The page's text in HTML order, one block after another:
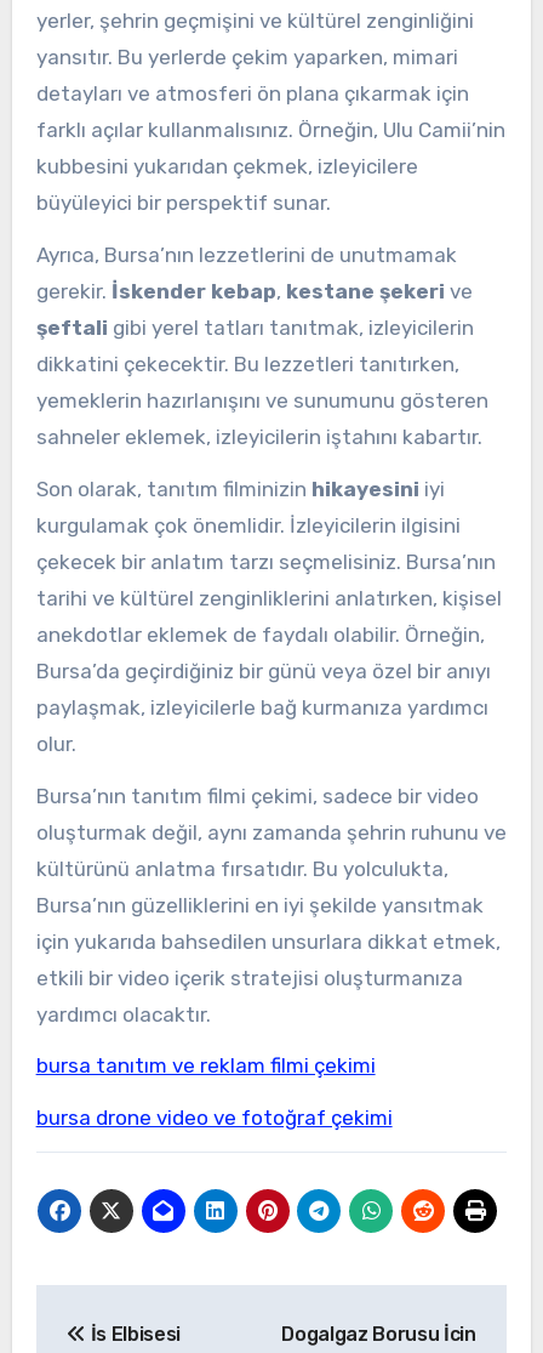
yerler, şehrin geçmişini ve kültürel zenginliğini
yansıtır. Bu yerlerde çekim yaparken, mimari
detayları ve atmosferi ön plana çıkarmak için
farklı açılar kullanmalısınız. Örneğin, Ulu Camii’nin
kubbesini yukarıdan çekmek, izleyicilere
büyüleyici bir perspektif sunar.
Ayrıca, Bursa’nın lezzetlerini de unutmamak
gerekir. İskender kebap, kestane şekeri ve
şeftali gibi yerel tatları tanıtmak, izleyicilerin
dikkatini çekecektir. Bu lezzetleri tanıtırken,
yemeklerin hazırlanışını ve sunumunu gösteren
sahneler eklemek, izleyicilerin iştahını kabartır.
Son olarak, tanıtım filminizin hikayesini iyi
kurgulamak çok önemlidir. İzleyicilerin ilgisini
çekecek bir anlatım tarzı seçmelisiniz. Bursa’nın
tarihi ve kültürel zenginliklerini anlatırken, kişisel
anekdotlar eklemek de faydalı olabilir. Örneğin,
Bursa’da geçirdiğiniz bir günü veya özel bir anıyı
paylaşmak, izleyicilerle bağ kurmanıza yardımcı
olur.
Bursa’nın tanıtım filmi çekimi, sadece bir video
oluşturmak değil, aynı zamanda şehrin ruhunu ve
kültürünü anlatma fırsatıdır. Bu yolculukta,
Bursa’nın güzelliklerini en iyi şekilde yansıtmak
için yukarıda bahsedilen unsurlara dikkat etmek,
etkili bir video içerik stratejisi oluşturmanıza
yardımcı olacaktır.
bursa tanıtım ve reklam filmi çekimi
bursa drone video ve fotoğraf çekimi
İs Elbisesi
Dogalgaz Borusu İcin